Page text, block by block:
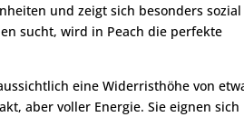
und zeigt sich besonders
sucht, wird in Peach die perfekte
eine Widerristhöhe von
aber voller Energie. Sie eignen sich